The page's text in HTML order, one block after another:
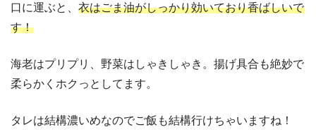
口に運ぶと、 衣はごま油がしっかり効いており香ばしいで
す！
海老はプリプリ、野菜はしゃきしゃき。揚げ具合も絶妙で
柔らかくホクっとしてます。
タレは結構濃いめなのでご飯も結構行けちゃいますね！